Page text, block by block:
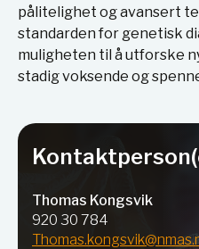
pålitelighet og avansert
standarden for genetisk
muligheten til å utforske
stadig voksende og
Thomas Kongsvik
920 30 784